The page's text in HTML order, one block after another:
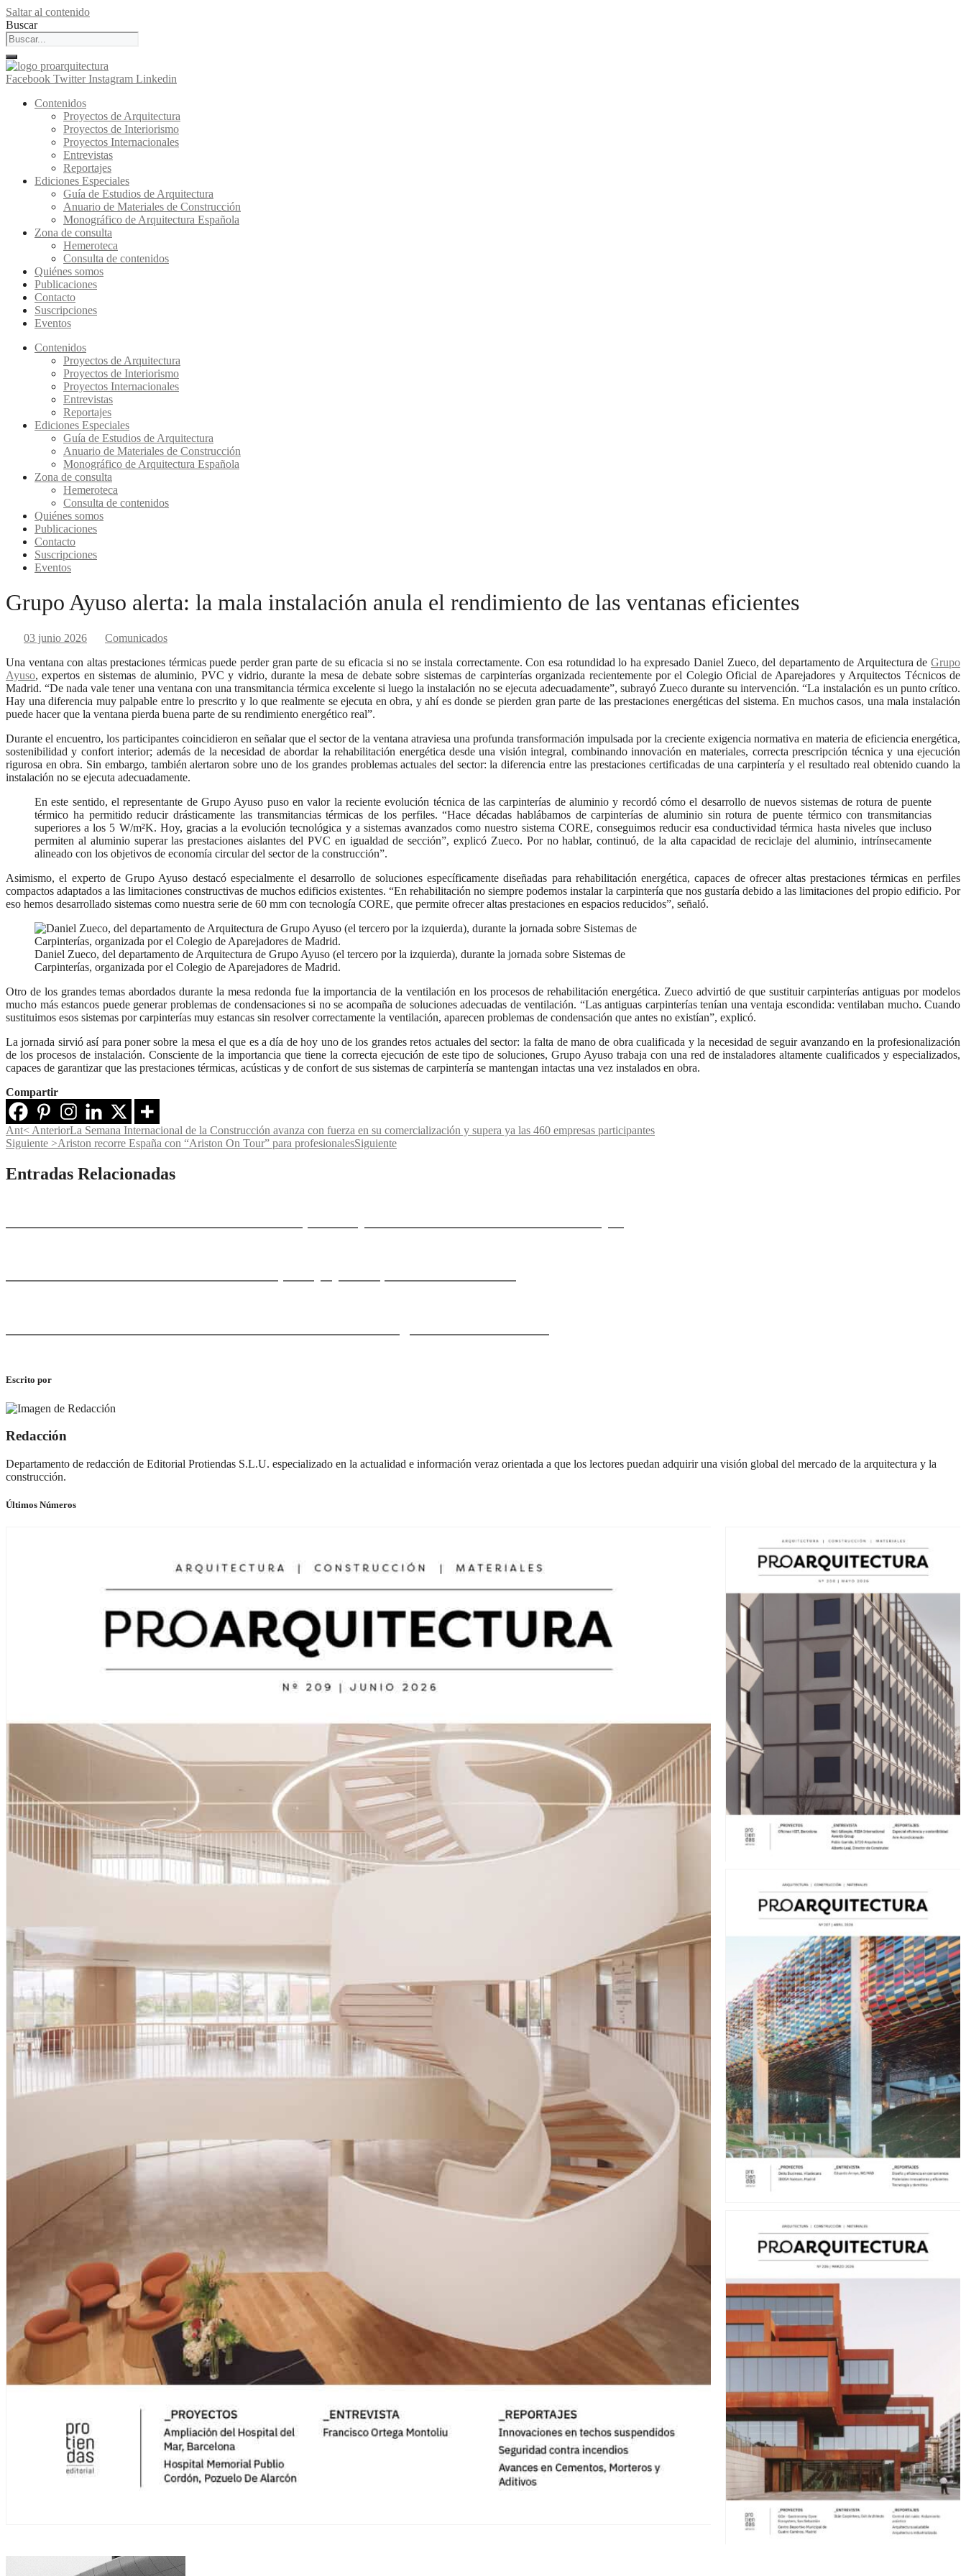
Saltar al contenido
Buscar
Facebook Twitter Instagram Linkedin
Contenidos
Proyectos de Arquitectura
Proyectos de Interiorismo
Proyectos Internacionales
Entrevistas
Reportajes
Ediciones Especiales
Guía de Estudios de Arquitectura
Anuario de Materiales de Construcción
Monográfico de Arquitectura Española
Zona de consulta
Hemeroteca
Consulta de contenidos
Quiénes somos
Publicaciones
Contacto
Suscripciones
Eventos
Contenidos
Proyectos de Arquitectura
Proyectos de Interiorismo
Proyectos Internacionales
Entrevistas
Reportajes
Ediciones Especiales
Guía de Estudios de Arquitectura
Anuario de Materiales de Construcción
Monográfico de Arquitectura Española
Zona de consulta
Hemeroteca
Consulta de contenidos
Quiénes somos
Publicaciones
Contacto
Suscripciones
Eventos
Grupo Ayuso alerta: la mala instalación anula el rendimiento de las ventanas eficientes
03 junio 2026
Comunicados
Una ventana con altas prestaciones térmicas puede perder gran parte de su eficacia si no se instala correctamente. Con esa rotundidad lo ha expresado Daniel Zueco, del departamento de Arquitectura de Grupo
Ayuso, expertos en sistemas de aluminio, PVC y vidrio, durante la mesa de debate sobre sistemas de carpinterías organizada recientemente por el Colegio Oficial de Aparejadores y Arquitectos Técnicos de
Madrid. “De nada vale tener una ventana con una transmitancia térmica excelente si luego la instalación no se ejecuta adecuadamente”, subrayó Zueco durante su intervención. “La instalación es un punto crítico.
Hay una diferencia muy palpable entre lo prescrito y lo que realmente se ejecuta en obra, y ahí es donde se pierden gran parte de las prestaciones energéticas del sistema. En muchos casos, una mala instalación
puede hacer que la ventana pierda buena parte de su rendimiento energético real”.
Durante el encuentro, los participantes coincidieron en señalar que el sector de la ventana atraviesa una profunda transformación impulsada por la creciente exigencia normativa en materia de eficiencia energética,
sostenibilidad y confort interior; además de la necesidad de abordar la rehabilitación energética desde una visión integral, combinando innovación en materiales, correcta prescripción técnica y una ejecución
rigurosa en obra. Sin embargo, también alertaron sobre uno de los grandes problemas actuales del sector: la diferencia entre las prestaciones certificadas de una carpintería y el resultado real obtenido cuando la
instalación no se ejecuta adecuadamente.
En este sentido, el representante de Grupo Ayuso puso en valor la reciente evolución técnica de las carpinterías de aluminio y recordó cómo el desarrollo de nuevos sistemas de rotura de puente
térmico ha permitido reducir drásticamente las transmitancias térmicas de los perfiles. “Hace décadas hablábamos de carpinterías de aluminio sin rotura de puente térmico con transmitancias
superiores a los 5 W/m²K. Hoy, gracias a la evolución tecnológica y a sistemas avanzados como nuestro sistema CORE, conseguimos reducir esa conductividad térmica hasta niveles que incluso
permiten al aluminio superar las prestaciones aislantes del PVC en igualdad de sección”, explicó Zueco. Por no hablar, continuó, de la alta capacidad de reciclaje del aluminio, intrínsecamente
alineado con los objetivos de economía circular del sector de la construcción”.
Asimismo, el experto de Grupo Ayuso destacó especialmente el desarrollo de soluciones específicamente diseñadas para rehabilitación energética, capaces de ofrecer altas prestaciones térmicas en perfiles
compactos adaptados a las limitaciones constructivas de muchos edificios existentes. “En rehabilitación no siempre podemos instalar la carpintería que nos gustaría debido a las limitaciones del propio edificio. Por
eso hemos desarrollado sistemas como nuestra serie de 60 mm con tecnología CORE, que permite ofrecer altas prestaciones en espacios reducidos”, señaló.
Daniel Zueco, del departamento de Arquitectura de Grupo Ayuso (el tercero por la izquierda), durante la jornada sobre Sistemas de
Carpinterías, organizada por el Colegio de Aparejadores de Madrid.
Otro de los grandes temas abordados durante la mesa redonda fue la importancia de la ventilación en los procesos de rehabilitación energética. Zueco advirtió de que sustituir carpinterías antiguas por modelos
mucho más estancos puede generar problemas de condensaciones si no se acompaña de soluciones adecuadas de ventilación. “Las antiguas carpinterías tenían una ventaja escondida: ventilaban mucho. Cuando
sustituimos esos sistemas por carpinterías muy estancas sin resolver correctamente la ventilación, aparecen problemas de condensación que antes no existían”, explicó.
La jornada sirvió así para poner sobre la mesa el que es a día de hoy uno de los grandes retos actuales del sector: la falta de mano de obra cualificada y la necesidad de seguir avanzando en la profesionalización
de los procesos de instalación. Consciente de la importancia que tiene la correcta ejecución de este tipo de soluciones, Grupo Ayuso trabaja con una red de instaladores altamente cualificados y especializados,
capaces de garantizar que las prestaciones térmicas, acústicas y de confort de sus sistemas de carpintería se mantengan intactas una vez instalados en obra.
Compartir
Ant< AnteriorLa Semana Internacional de la Construcción avanza con fuerza en su comercialización y supera ya las 460 empresas participantes
Siguiente >Ariston recorre España con “Ariston On Tour” para profesionalesSiguiente
Entradas Relacionadas
Escrito por
Redacción
Departamento de redacción de Editorial Protiendas S.L.U. especializado en la actualidad e información veraz orientada a que los lectores puedan adquirir una visión global del mercado de la arquitectura y la
construcción.
Últimos Números